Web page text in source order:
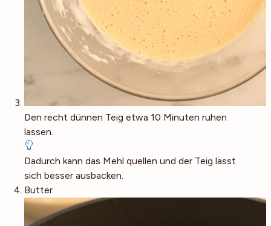
Den recht dünnen Teig etwa 10 Minuten ruhen
lassen.
Dadurch kann das Mehl quellen und der Teig lässt
sich besser ausbacken.
Butter